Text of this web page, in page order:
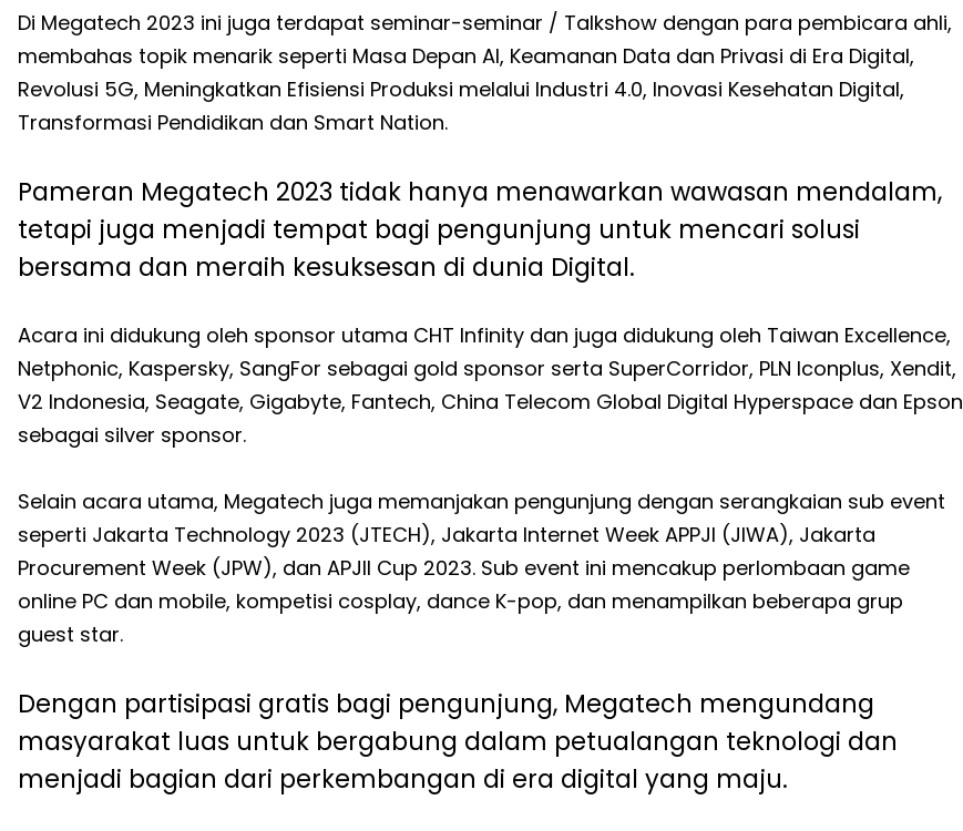
Di Megatech 2023 ini juga terdapat seminar-seminar / Talkshow dengan para pembicara ahli,
membahas topik menarik seperti Masa Depan AI, Keamanan Data dan Privasi di Era Digital,
Revolusi 5G, Meningkatkan Efisiensi Produksi melalui Industri 4.0, Inovasi Kesehatan Digital,
Transformasi Pendidikan dan Smart Nation.
Pameran Megatech 2023 tidak hanya menawarkan wawasan mendalam,
tetapi juga menjadi tempat bagi pengunjung untuk mencari solusi
bersama dan meraih kesuksesan di dunia Digital.
Acara ini didukung oleh sponsor utama CHT Infinity dan juga didukung oleh Taiwan Excellence,
Netphonic, Kaspersky, SangFor sebagai gold sponsor serta SuperCorridor, PLN Iconplus, Xendit,
V2 Indonesia, Seagate, Gigabyte, Fantech, China Telecom Global Digital Hyperspace dan Epson
sebagai silver sponsor.
Selain acara utama, Megatech juga memanjakan pengunjung dengan serangkaian sub event
seperti Jakarta Technology 2023 (JTECH), Jakarta Internet Week APPJI (JIWA), Jakarta
Procurement Week (JPW), dan APJII Cup 2023. Sub event ini mencakup perlombaan game
online PC dan mobile, kompetisi cosplay, dance K-pop, dan menampilkan beberapa grup
guest star.
Dengan partisipasi gratis bagi pengunjung, Megatech mengundang
masyarakat luas untuk bergabung dalam petualangan teknologi dan
menjadi bagian dari perkembangan di era digital yang maju.